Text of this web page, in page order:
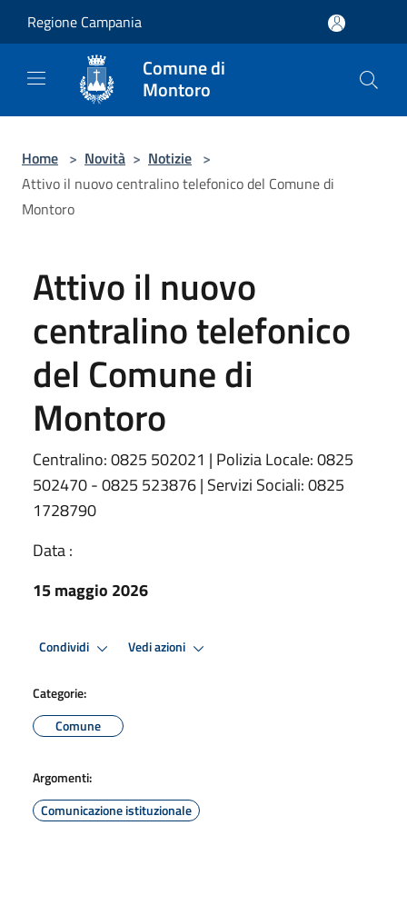
Regione Campania
Comune di
Montoro
Home > Novità > Notizie >
Attivo il nuovo centralino telefonico del Comune di
Montoro
Attivo il nuovo
centralino telefonico
del Comune di
Montoro
Centralino: 0825 502021 | Polizia Locale: 0825
502470 - 0825 523876 | Servizi Sociali: 0825
1728790
Data :
15 maggio 2026
Condividi Vedi azioni
Categorie:
Comune
Argomenti:
Comunicazione istituzionale